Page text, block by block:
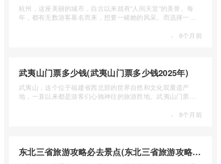
杭州，这座美丽的城市，自古以来就有“人间天堂”的美誉。每
年，都有无数游客慕名而来，想要一睹她的风采。而选择一个
· 8个月前
武夷山门票多少钱(武夷山门票多少钱2025年)
武夷山，这个位于福建省西北部的世界自然和文化双重遗产
地，一直以来都是游客们心驰神往的旅游胜地。武夷山门票多
· 8个月前
东北三省旅游攻略必去景点(东北三省旅游攻略必去景点视频介绍)